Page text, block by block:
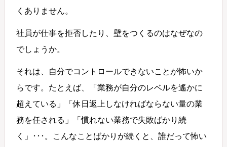
くありません。
社員が仕事を拒否したり、壁をつくるのはなぜなの
でしょうか。
それは、自分でコントロールできないことが怖いか
らです。たとえば、「業務が自分のレベルを遙かに
超えている」「休日返上しなければならない量の業
務を任される」「慣れない業務で失敗ばかり続
く」･･･。こんなことばかりが続くと、誰だって怖い